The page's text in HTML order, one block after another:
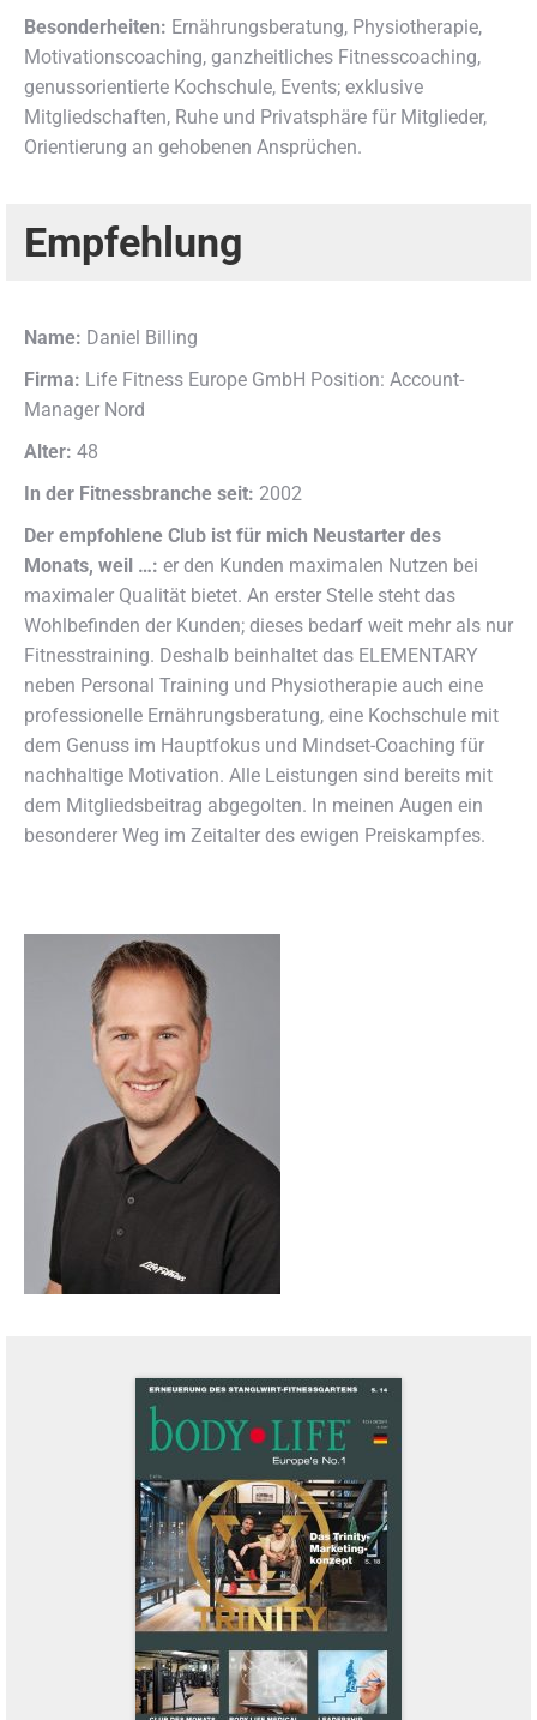
Besonderheiten: Ernährungsberatung, Physiotherapie,
Motivationscoaching, ganzheitliches Fitnesscoaching,
genussorientierte Kochschule, Events; exklusive
Mitgliedschaften, Ruhe und Privatsphäre für Mitglieder,
Orientierung an gehobenen Ansprüchen.
Empfehlung
Name: Daniel Billing
Firma: Life Fitness Europe GmbH Position: Account-
Manager Nord
Alter: 48
In der Fitnessbranche seit: 2002
Der empfohlene Club ist für mich Neustarter des
Monats, weil …: er den Kunden maximalen Nutzen bei
maximaler Qualität bietet. An erster Stelle steht das
Wohlbefinden der Kunden; dieses bedarf weit mehr als nur
Fitnesstraining. Deshalb beinhaltet das ELEMENTARY
neben Personal Training und Physiotherapie auch eine
professionelle Ernährungsberatung, eine Kochschule mit
dem Genuss im Hauptfokus und Mindset-Coaching für
nachhaltige Motivation. Alle Leistungen sind bereits mit
dem Mitgliedsbeitrag abgegolten. In meinen Augen ein
besonderer Weg im Zeitalter des ewigen Preiskampfes.